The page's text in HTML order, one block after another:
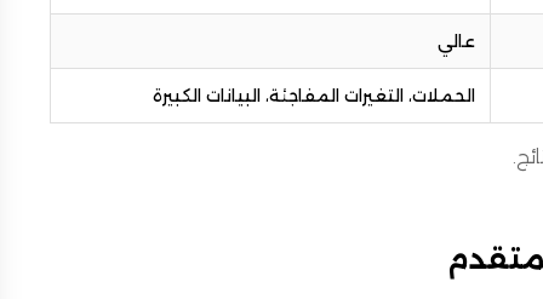
عالي
الحملات، التغيرات المفاجئة، البيانات الكبيرة